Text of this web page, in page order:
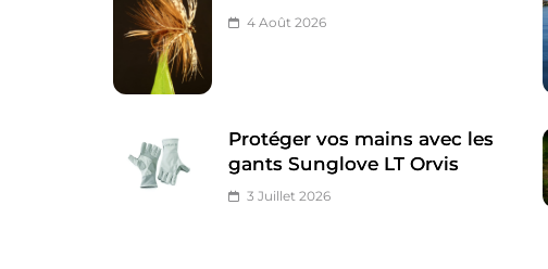
4 Août 2026
Protéger vos mains avec les
gants Sunglove LT Orvis
3 Juillet 2026